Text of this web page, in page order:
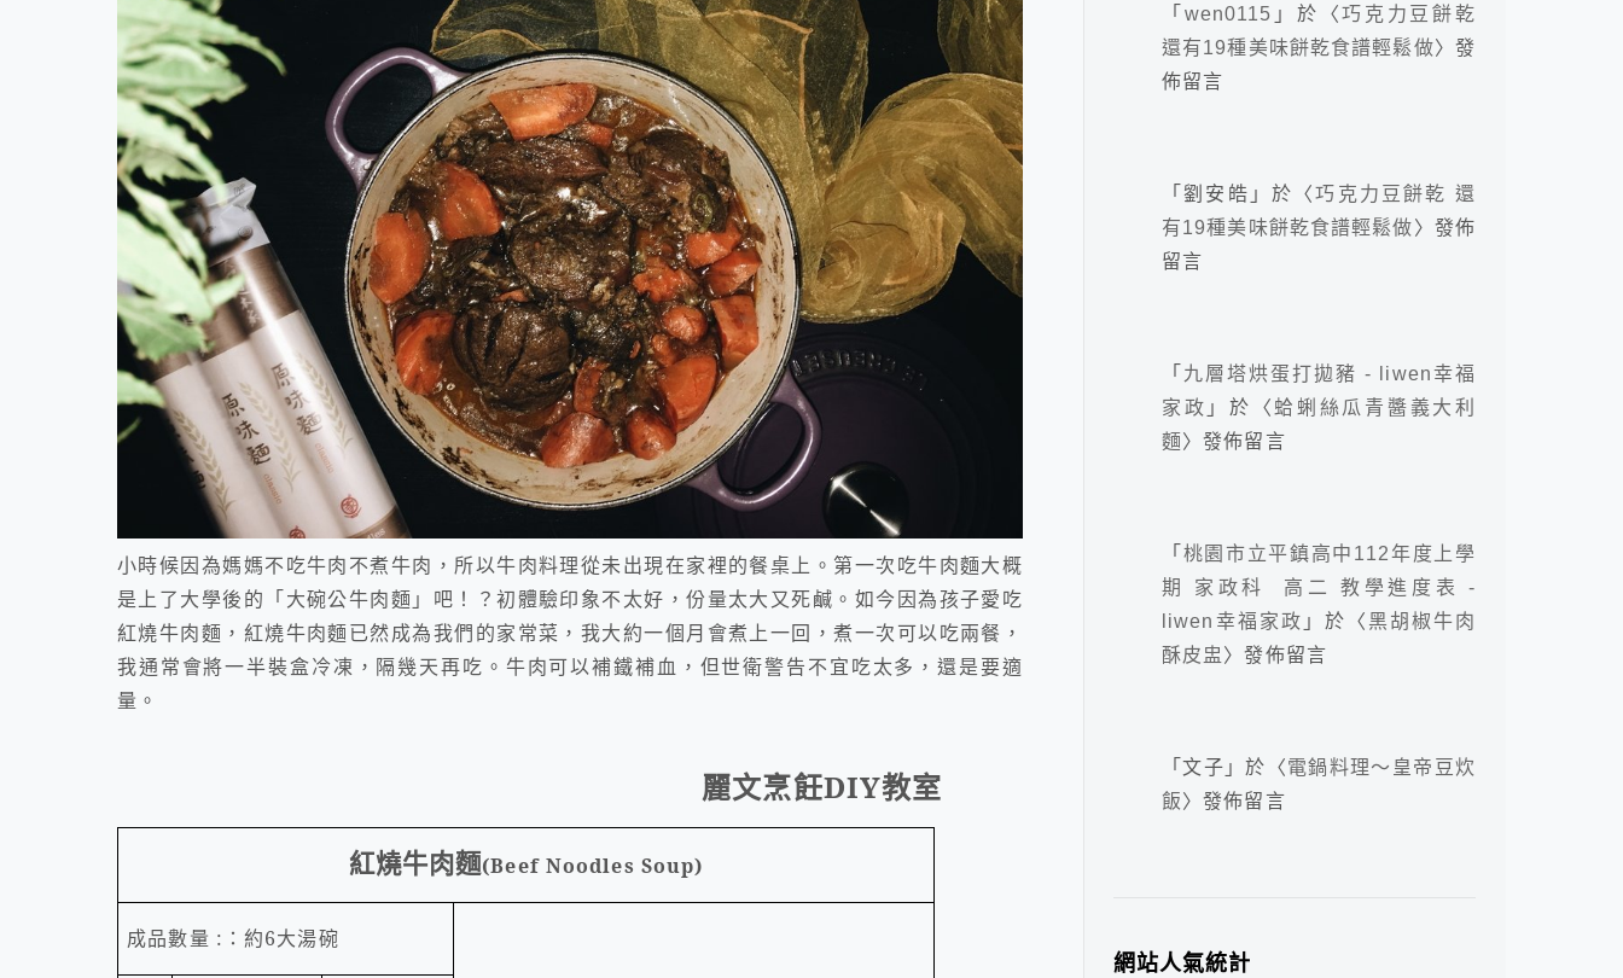
小時候因為媽媽不吃牛肉不煮牛肉，所以牛肉料理從未出現在家裡的餐桌上。第一次吃牛肉麵大概
是上了大學後的「大碗公牛肉麵」吧！？初體驗印象不太好，份量太大又死鹹。如今因為孩子愛吃
紅燒牛肉麵，紅燒牛肉麵已然成為我們的家常菜，我大約一個月會煮上一回，煮一次可以吃兩餐，
我通常會將一半裝盒冷凍，隔幾天再吃。牛肉可以補鐵補血，但世衛警告不宜吃太多，還是要適
量。
麗文烹飪DIY教室
紅燒牛肉麵(Beef Noodles Soup)
成品數量 : ：約6大湯碗
「 wen0115 」於〈巧克力豆餅乾
還有19種美味餅乾食譜輕鬆做〉發
佈留言
「劉安皓 」於〈巧克力豆餅乾 還
有19種美味餅乾食譜輕鬆做〉發佈
留言
「 九層塔烘蛋打拋豬 - liwen幸福
家政 」於〈 蛤蜊絲瓜青醬義大利
麵〉發佈留言
「 桃園市立平鎮高中112年度上學
期 家政科 高二 教學進度表 -
liwen幸福家政 」於〈 黑胡椒牛肉
酥皮盅 〉發佈留言
「文子 」於〈電鍋料理～皇帝豆炊
飯〉發佈留言
網站人氣統計